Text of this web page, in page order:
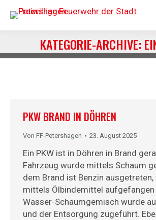
KATEGORIE-ARCHIVE:
Sie
PKW BRAND IN DÖHREN
Von FF-Petershagen 23. August 2025
Ein PKW ist in Döhren in Brand
Fahrzeug wurde mittels Schaum
dem Brand ist Benzin ausgetreten,
mittels Ölbindemittel aufgefangen
Wasser-Schaumgemisch wurde
und der Entsorgung zugeführt.